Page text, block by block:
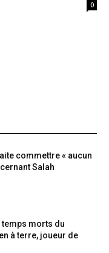
0
commettre « aucun
Salah
temps morts du
à terre, joueur de